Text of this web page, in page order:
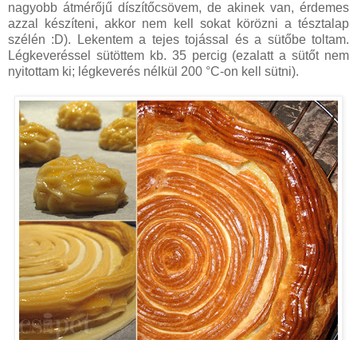
nagyobb átmérőjű díszítőcsövem, de akinek van, érdemes
azzal készíteni, akkor nem kell sokat körözni a tésztalap
szélén :D). Lekentem a tejes tojással és a sütőbe toltam.
Légkeveréssel sütöttem kb. 35 percig (ezalatt a sütőt nem
nyitottam ki; légkeverés nélkül 200 °C-on kell sütni).